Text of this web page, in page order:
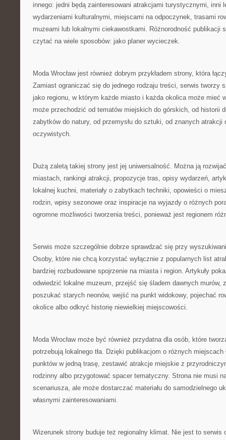
innego: jedni będą zainteresowani atrakcjami turystycznymi, inni
wydarzeniami kulturalnymi, miejscami na odpoczynek, trasami
muzeami lub lokalnymi ciekawostkami. Różnorodność publikacji
czytać na wiele sposobów: jako planer wycieczek.
Moda Wrocław jest również dobrym przykładem strony, która
Zamiast ograniczać się do jednego rodzaju treści, serwis tworzy
jako regionu, w którym każde miasto i każda okolica może mieć
może przechodzić od tematów miejskich do górskich, od historii
zabytków do natury, od przemysłu do sztuki, od znanych atrakcji
oczywistych.
Dużą zaletą takiej strony jest jej uniwersalność. Można ją
miastach, rankingi atrakcji, propozycje tras, opisy wydarzeń,
lokalnej kuchni, materiały o zabytkach techniki, opowieści o
rodzin, wpisy sezonowe oraz inspiracje na wyjazdy o różnych
ogromne możliwości tworzenia treści, ponieważ jest regionem
Serwis może szczególnie dobrze sprawdzać się przy
Osoby, które nie chcą korzystać wyłącznie z popularnych list
bardziej rozbudowane spojrzenie na miasta i region. Artykuły
odwiedzić lokalne muzeum, przejść się śladem dawnych murów,
poszukać starych neonów, wejść na punkt widokowy, pojechać
okolice albo odkryć historię niewielkiej miejscowości.
Moda Wrocław może być również przydatna dla osób, które
potrzebują lokalnego tła. Dzięki publikacjom o różnych miejscach
punktów w jedną trasę, zestawić atrakcje miejskie z
rodzinny albo przygotować spacer tematyczny. Strona nie musi
scenariusza, ale może dostarczać materiału do samodzielnego
własnymi zainteresowaniami.
Wizerunek strony buduje też regionalny klimat. Nie jest to serwis